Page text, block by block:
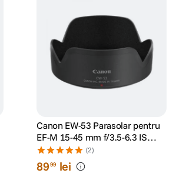
Canon EW-53 Parasolar pentru
EF-M 15-45 mm f/3.5-6.3 IS
STM si RF-S 18-45mm F4.5-6.3
IS STM
(2)
8999 lei